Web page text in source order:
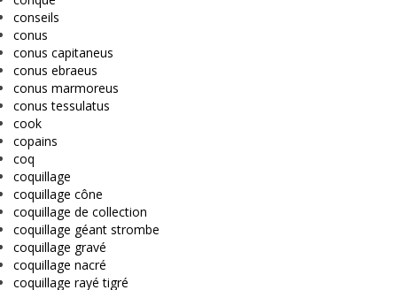
conseils
conus
conus capitaneus
conus ebraeus
conus marmoreus
conus tessulatus
cook
copains
coq
coquillage
coquillage cône
coquillage de collection
coquillage géant strombe
coquillage gravé
coquillage nacré
coquillage rayé tigré